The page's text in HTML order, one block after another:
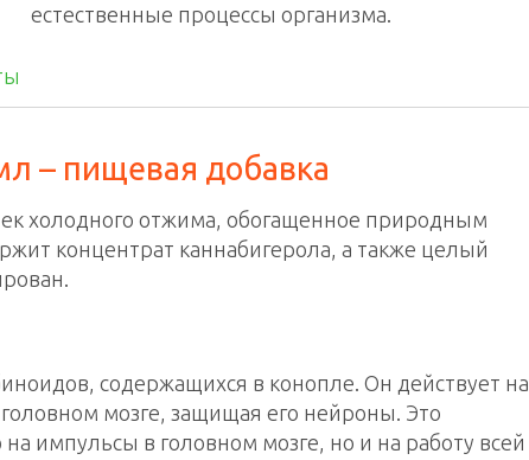
естественные процессы организма.
– пищевая добавка
холодного отжима, обогащенное природным
концентрат каннабигерола, а также целый
содержащихся в конопле. Он действует на
мозге, защищая его нейроны. Это
импульсы в головном мозге, но и на работу всей